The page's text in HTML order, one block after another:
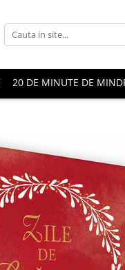
20 DE MINUTE DE